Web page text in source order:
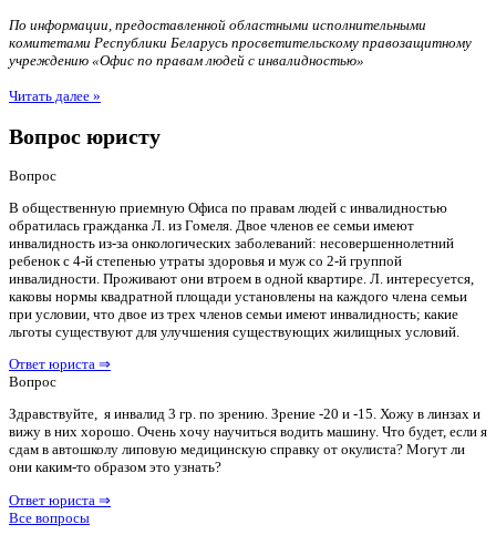
По информации, предоставленной областными исполнительными
комитетами Республики Беларусь просветительскому правозащитному
учреждению «Офис по правам людей с инвалидностью»
Читать далее »
Вопрос юристу
Вопрос
В общественную приемную Офиса по правам людей с инвалидностью
обратилась гражданка Л. из Гомеля. Двое членов ее семьи имеют
инвалидность из-за онкологических заболеваний: несовершеннолетний
ребенок с 4-й степенью утраты здоровья и муж со 2-й группой
инвалидности. Проживают они втроем в одной квартире. Л. интересуется,
каковы нормы квадратной площади установлены на каждого члена семьи
при условии, что двое из трех членов семьи имеют инвалидность; какие
льготы существуют для улучшения существующих жилищных условий.
Ответ юриста ⇒
Вопрос
Здравствуйте, я инвалид 3 гр. по зрению. Зрение -20 и -15. Хожу в линзах и
вижу в них хорошо. Очень хочу научиться водить машину. Что будет, если я
сдам в автошколу липовую медицинскую справку от окулиста? Могут ли
они каким-то образом это узнать?
Ответ юриста ⇒
Все вопросы